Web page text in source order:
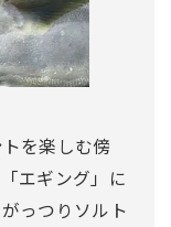
を楽しむ傍
エギング」に
っつりソルト